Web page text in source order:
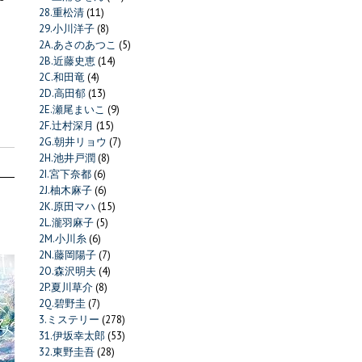
28.重松清(11)
29.小川洋子(8)
2A.あさのあつこ (5)
2B.近藤史恵(14)
2C.和田竜(4)
2D.高田郁(13)
2E.瀬尾まいこ (9)
2F.辻村深月 (15)
2G.朝井リョウ (7)
2H.池井戸潤(8)
2I.宮下奈都(6)
2J.柚木麻子(6)
2K.原田マハ (15)
2L.瀧羽麻子(5)
2M.小川糸(6)
2N.藤岡陽子(7)
2O.森沢明夫 (4)
2P.夏川草介(8)
2Q.碧野圭(7)
3.ミステリー (278)
31.伊坂幸太郎(53)
32.東野圭吾(28)